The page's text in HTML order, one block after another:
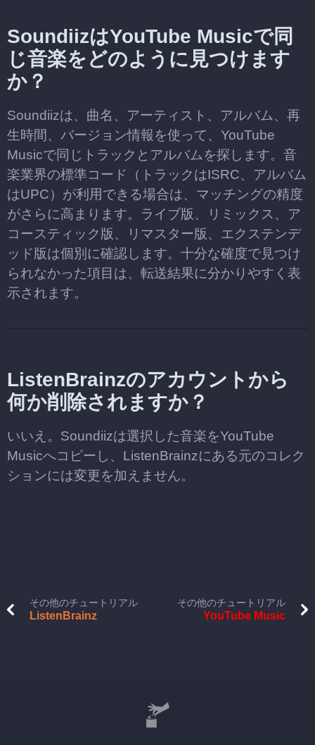
SoundiizはYouTube Musicで同
じ音楽をどのように見つけます
か？
Soundiizは、曲名、アーティスト、アルバム、再
生時間、バージョン情報を使って、YouTube
Musicで同じトラックとアルバムを探します。音
楽業界の標準コード（トラックはISRC、アルバム
はUPC）が利用できる場合は、マッチングの精度
がさらに高まります。ライブ版、リミックス、ア
コースティック版、リマスター版、エクステンデ
ッド版は個別に確認します。十分な確度で見つけ
られなかった項目は、転送結果に分かりやすく表
示されます。
ListenBrainzのアカウントから
何か削除されますか？
いいえ。Soundiizは選択した音楽をYouTube
Musicへコピーし、ListenBrainzにある元のコレク
ションには変更を加えません。
その他のチュートリアル
ListenBrainz
その他のチュートリアル
YouTube Music